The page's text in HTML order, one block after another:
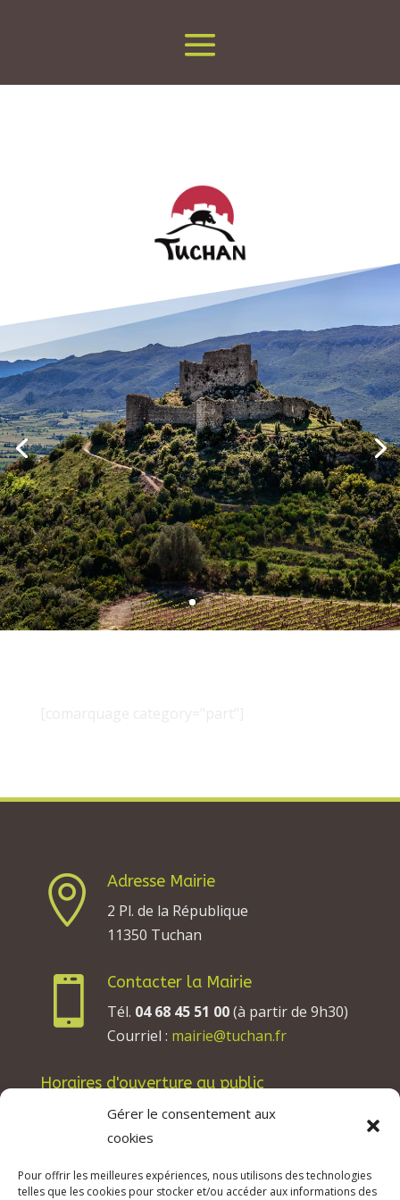
Gérer le consentement aux
cookies
Pour offrir les meilleures expériences, nous utilisons des technologies
telles que les cookies pour stocker et/ou accéder aux informations des

Adresse Mairie
2 Pl. de la République
11350 Tuchan

Contacter la Mairie
Tél. 04 68 45 51 00(à partir de 9h30)
Courriel : mairie@tuchan.fr
Horaires d'ouverture au public
Les lundis, mardis et jeudis : de 8h à 12h et de
13h30 à 17h30.
Les vendredis : de 8h à 12h.